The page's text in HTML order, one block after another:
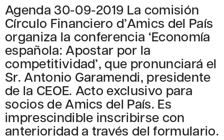
Agenda 30-09-2019 La comisión
Círculo Financiero d’Amics del País
organiza la conferencia ‘Economía
española: Apostar por la
competitividad’, que pronunciará el
Sr. Antonio Garamendi, presidente
de la CEOE. Acto exclusivo para
socios de Amics del País. Es
imprescindible inscribirse con
anterioridad a través del formulario.